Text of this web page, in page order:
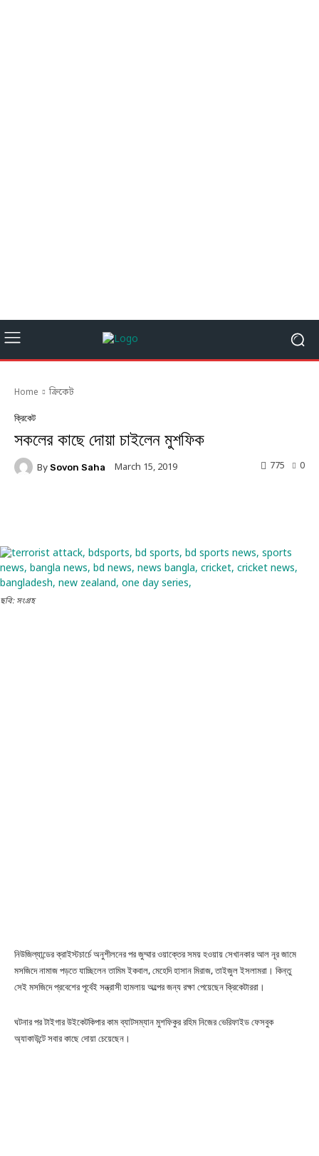
Home ক্রিকেট
ক্রিকেট
সকলের কাছে দোয়া চাইলেন মুশফিক
By Sovon Saha March 15, 2019 0
775
ছবি: সংগ্রহ
নিউজিল্যান্ডের ক্রাইস্টচার্চে অনুশীলনের পর জুম্মার ওয়াক্তের সময় হওয়ায় সেখানকার আল নূর জামে
মসজিদে নামাজ পড়তে যাচ্ছিলেন তামিম ইকবাল, মেহেদি হাসান মিরাজ, তাইজুল ইসলামরা। কিন্তু
সেই মসজিদে প্রবেশের পূর্বেই সন্ত্রাসী হামলায় অল্পের জন্য রক্ষা পেয়েছেন ক্রিকেটাররা।
ঘটনার পর টাইগার উইকেটকিপার কাম ব্যাটসম্যান মুশফিকুর রহিম নিজের ভেরিফাইড ফেসবুক
অ্যাকাউন্টে সবার কাছে দোয়া চেয়েছেন।